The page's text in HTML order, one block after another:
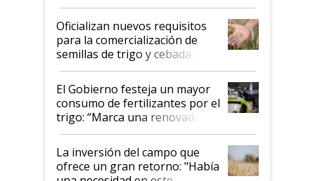
Oficializan nuevos requisitos
para la comercialización de
semillas de trigo y cebada a
granel
El Gobierno festeja un mayor
consumo de fertilizantes por el
trigo: “Marca una renovada
confianza de los productores”
La inversión del campo que
ofrece un gran retorno: "Había